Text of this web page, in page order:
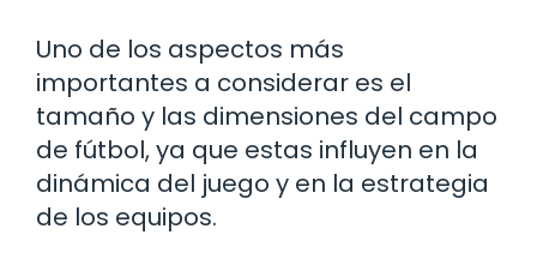
Uno de los aspectos más
importantes a considerar es el
tamaño y las dimensiones del campo
de fútbol, ya que estas influyen en la
dinámica del juego y en la estrategia
de los equipos.